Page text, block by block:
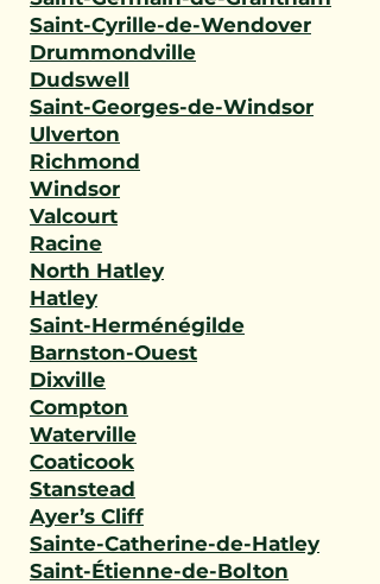
Saint-Cyrille-de-Wendover
Drummondville
Dudswell
Saint-Georges-de-Windsor
Ulverton
Richmond
Windsor
Valcourt
Racine
North Hatley
Hatley
Saint-Herménégilde
Barnston-Ouest
Dixville
Compton
Waterville
Coaticook
Stanstead
Ayer’s Cliff
Sainte-Catherine-de-Hatley
Saint-Étienne-de-Bolton